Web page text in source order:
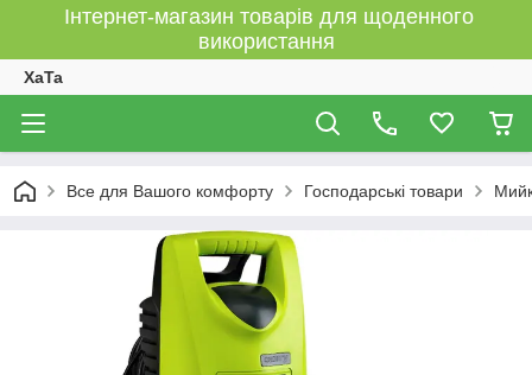
Інтернет-магазин товарів для щоденного
використання
XaTa
Все для Вашого комфорту Господарські товари